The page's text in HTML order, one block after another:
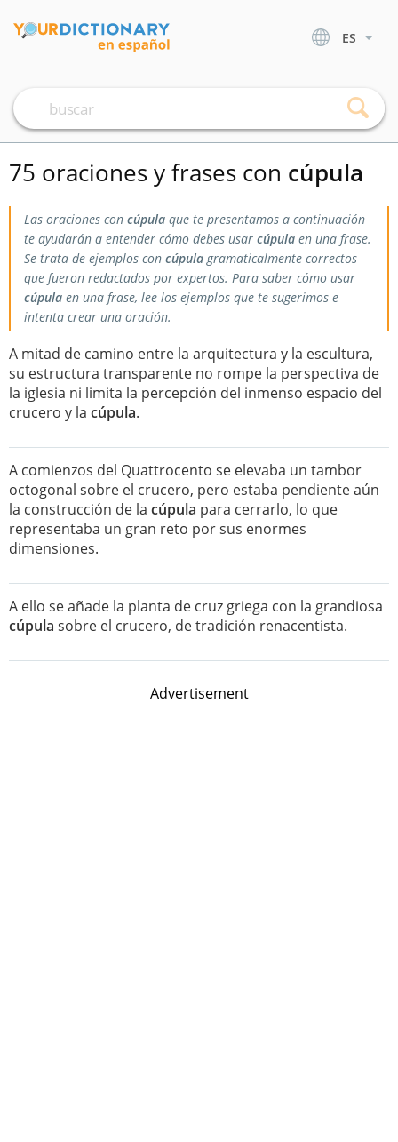
ES
75 oraciones y frases con cúpula
Las oraciones con cúpula que te presentamos a continuación
te ayudarán a entender cómo debes usar cúpula en una frase.
Se trata de ejemplos con cúpulagramaticalmente correctos
que fueron redactados por expertos. Para saber cómo usar
cúpula en una frase, lee los ejemplos que te sugerimos e
intenta crear una oración.
A mitad de camino entre la arquitectura y la escultura,
su estructura transparente no rompe la perspectiva de
la iglesia ni limita la percepción del inmenso espacio del
crucero y la cúpula.
A comienzos del Quattrocento se elevaba un tambor
octogonal sobre el crucero, pero estaba pendiente aún
la construcción de la cúpula para cerrarlo, lo que
representaba un gran reto por sus enormes
dimensiones.
A ello se añade la planta de cruz griega con la grandiosa
cúpula sobre el crucero, de tradición renacentista.
Advertisement